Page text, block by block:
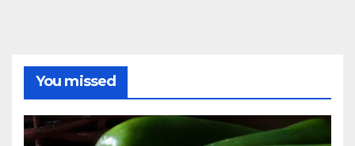
You missed